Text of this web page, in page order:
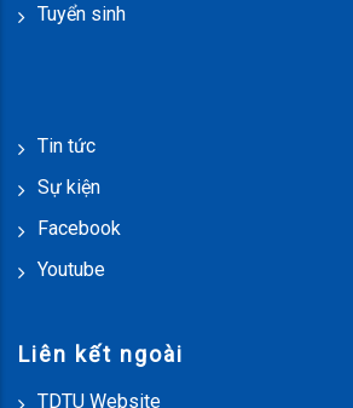
Tuyển sinh
Tin tức
Sự kiện
Facebook
Youtube
Liên kết ngoài
TDTU Website